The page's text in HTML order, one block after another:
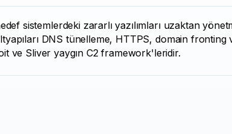
sistemlerdeki zararlı yazılımları uzaktan
DNS tünelleme, HTTPS, domain
ve Sliver yaygın C2 framework'leridir.